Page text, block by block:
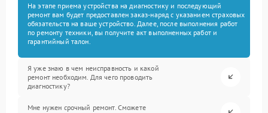
На этапе приема устройства на диагностику и последующий
ремонт вам будет предоставлен заказ-наряд с указанием страховых
обязательств на ваше устройство. Далее, после выполнения работ
по ремонту техники, вы получите акт выполненных работ и
гарантийный талон.
Я уже знаю в чем неисправность и какой
ремонт необходим. Для чего проводить
диагностику?
Мне нужен срочный ремонт. Сможете